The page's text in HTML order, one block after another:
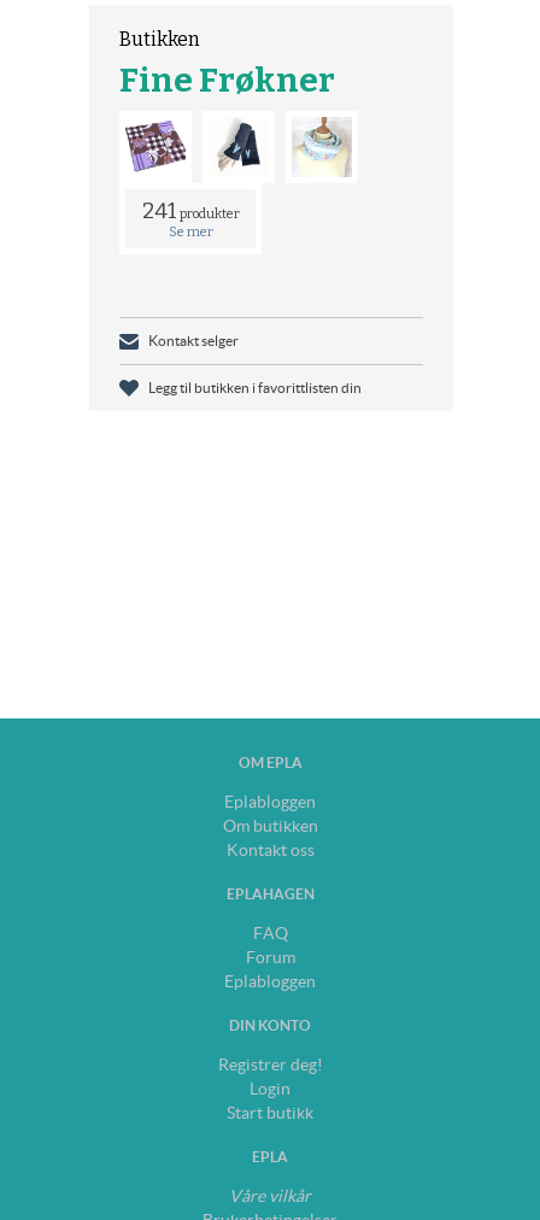
Butikken
Fine Frøkner
241 produkter
Se mer
Kontakt selger
Legg til butikken i favorittlisten din
OM EPLA
Eplabloggen
Om butikken
Kontakt oss
EPLAHAGEN
FAQ
Forum
Eplabloggen
DIN KONTO
Registrer deg!
Login
Start butikk
EPLA
Våre vilkår